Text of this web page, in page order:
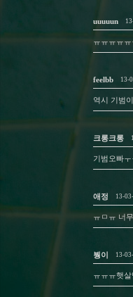
uuuuun
ㅠㅠㅠㅠ
feelbb 13-
역시 기범
크롱크롱
기범오빠
애정 13-
ㅠㅁㅠ 너
붱이 13-
ㅠㅠㅠ햇